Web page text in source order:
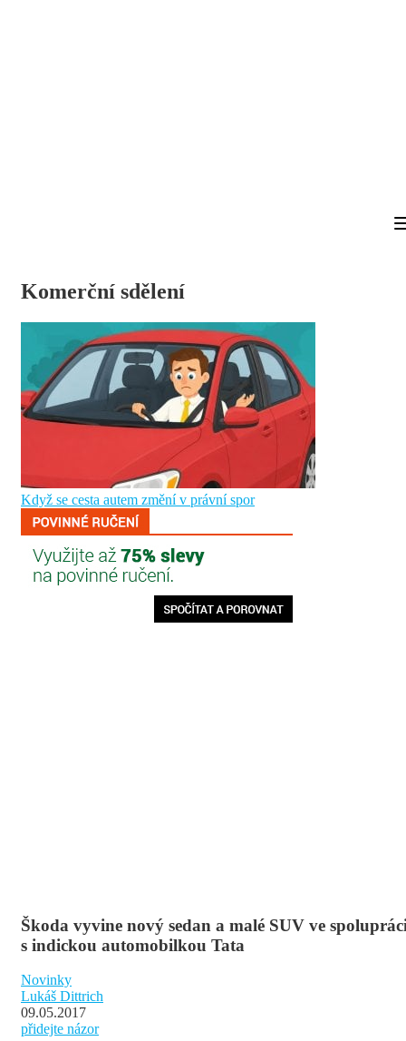
Škoda vyvine nový sedan a malé SUV ve
s indickou automobilkou Tata
Novinky
Lukáš Dittrich
09.05.2017
přidejte názor
Komerční sdělení
Když se cesta autem změní v právní spor